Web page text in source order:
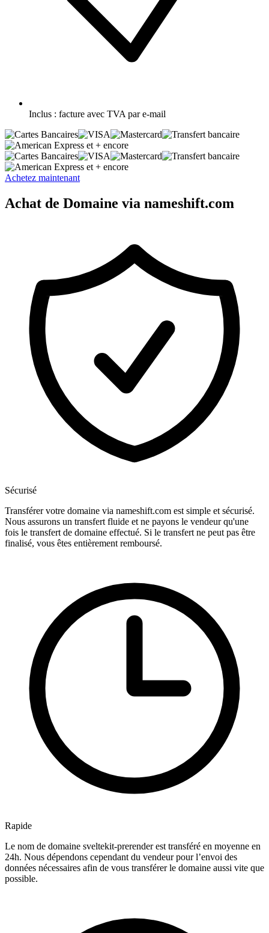
Inclus : facture avec TVA par e-mail
et + encore
et + encore
Achetez maintenant
Achat de Domaine via nameshift.com
Sécurisé
Transférer votre domaine via nameshift.com est simple et sécurisé.
Nous assurons un transfert fluide et ne payons le vendeur qu'une
fois le transfert de domaine effectué. Si le transfert ne peut pas être
finalisé, vous êtes entièrement remboursé.
Rapide
Le nom de domaine sveltekit-prerender est transféré en moyenne en
24h. Nous dépendons cependant du vendeur pour l’envoi des
données nécessaires afin de vous transférer le domaine aussi vite que
possible.